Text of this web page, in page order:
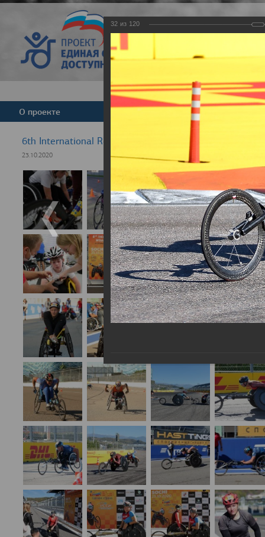
Версия для
О проекте Команда Новости
6th International Rezept-Sport Wheelchair Half
23.10.2020
32 из 120